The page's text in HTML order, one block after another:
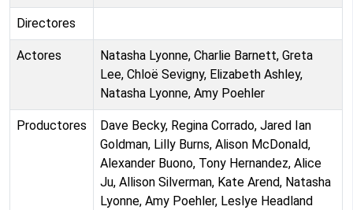
Directores
Actores
Natasha Lyonne, Charlie Barnett, Greta
Lee, Chloë Sevigny, Elizabeth Ashley,
Natasha Lyonne, Amy Poehler
Productores
Dave Becky, Regina Corrado, Jared Ian
Goldman, Lilly Burns, Alison McDonald,
Alexander Buono, Tony Hernandez, Alice
Ju, Allison Silverman, Kate Arend, Natasha
Lyonne, Amy Poehler, Leslye Headland